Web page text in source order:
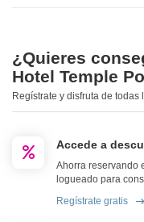
¿Quieres
Hotel Temple
Regístrate y disfruta de todas
Accede a
Ahorra reservando
logueado para
Regístrate gratis